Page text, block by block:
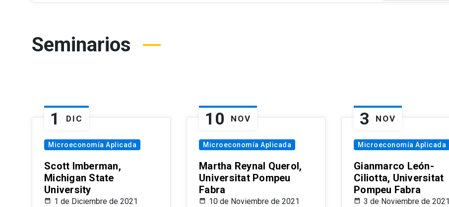
Seminarios
1 DIC
Microeconomía Aplicada
Scott Imberman,
Michigan State
University
1 de Diciembre de 2021
10 NOV
Microeconomía Aplicada
Martha Reynal Querol,
Universitat Pompeu
Fabra
10 de Noviembre de 2021
3 NOV
Microeconomía Aplicada
Gianmarco León-
Ciliotta, Universitat
Pompeu Fabra
3 de Noviembre de 2021